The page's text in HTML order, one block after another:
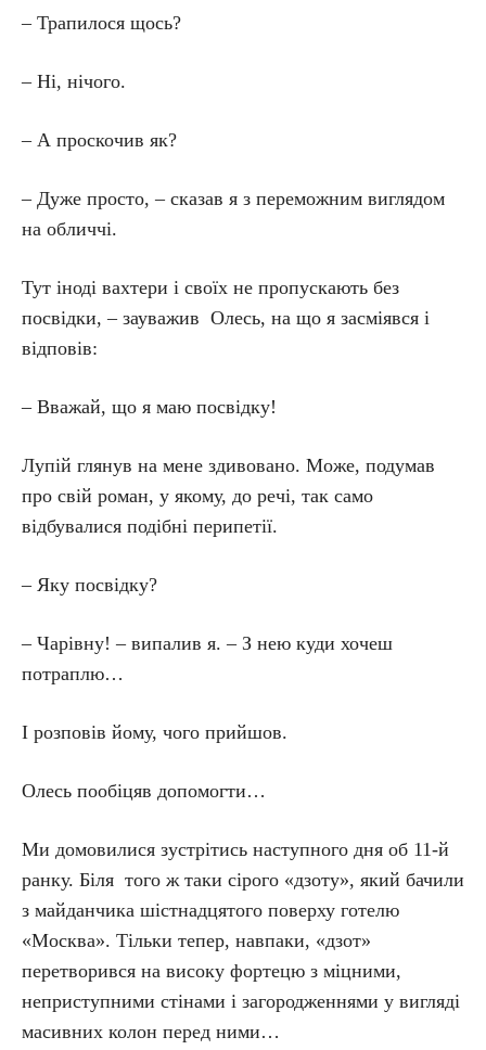
– Трапилося щось?
– Ні, нічого.
– А проскочив як?
– Дуже просто, – сказав я з переможним виглядом
на обличчі.
Тут іноді вахтери і своїх не пропускають без
посвідки, – зауважив Олесь, на що я засміявся і
відповів:
– Вважай, що я маю посвідку!
Лупій глянув на мене здивовано. Може, подумав
про свій роман, у якому, до речі, так само
відбувалися подібні перипетії.
– Яку посвідку?
– Чарівну! – випалив я. – З нею куди хочеш
потраплю…
І розповів йому, чого прийшов.
Олесь пообіцяв допомогти…
Ми домовилися зустрітись наступного дня об 11-й
ранку. Біля того ж таки сірого «дзоту», який бачили
з майданчика шістнадцятого поверху готелю
«Москва». Тільки тепер, навпаки, «дзот»
перетворився на високу фортецю з міцними,
неприступними стінами і загородженнями у вигляді
масивних колон перед ними…